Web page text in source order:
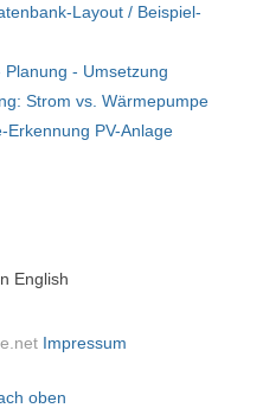
Layout / Beispiel-
- Umsetzung
Strom vs. Wärmepumpe
Erkennung PV-Anlage
English
Impressum
oben